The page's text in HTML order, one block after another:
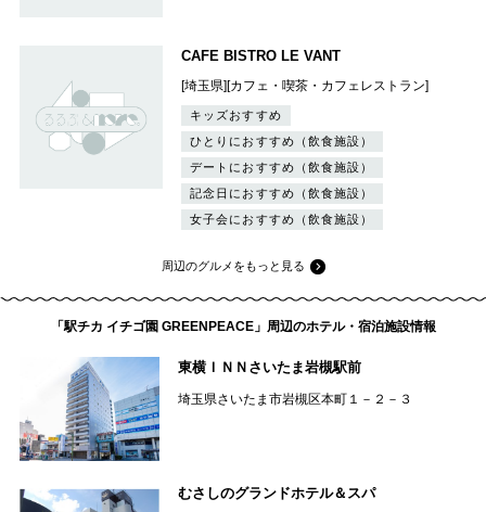
CAFE BISTRO LE VANT
[埼玉県][カフェ・喫茶・カフェレストラン]
キッズおすすめ
ひとりにおすすめ（飲食施設）
デートにおすすめ（飲食施設）
記念日におすすめ（飲食施設）
女子会におすすめ（飲食施設）
周辺のグルメをもっと見る
「駅チカ イチゴ園 GREENPEACE」周辺のホテル・宿泊施設情報
東横ＩＮＮさいたま岩槻駅前
埼玉県さいたま市岩槻区本町１－２－３
むさしのグランドホテル＆スパ